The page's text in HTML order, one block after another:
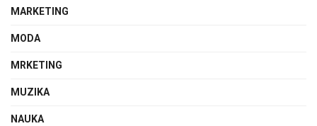
MARKETING
MODA
MRKETING
MUZIKA
NAUKA